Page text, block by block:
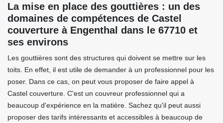
La mise en place des gouttières : un des
domaines de compétences de Castel
couverture à Engenthal dans le 67710 et
ses environs
Les gouttières sont des structures qui doivent se mettre sur les
toits. En effet, il est utile de demander à un professionnel pour les
poser. Dans ce cas, on peut vous proposer de faire appel à
Castel couverture. C'est un couvreur professionnel qui a
beaucoup d'expérience en la matière. Sachez qu'il peut aussi
proposer des tarifs intéressants et accessibles à beaucoup de